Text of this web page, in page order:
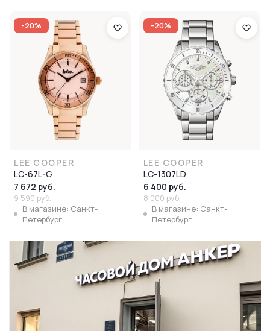
-20%
LEE COOPER
LC-67L-G
7 672 руб.
9 590 руб.
В магазине: Санкт-
Петербург
-20%
LEE COOPER
LC-1307LD
6 400 руб.
8 000 руб.
В магазине: Санкт-
Петербург